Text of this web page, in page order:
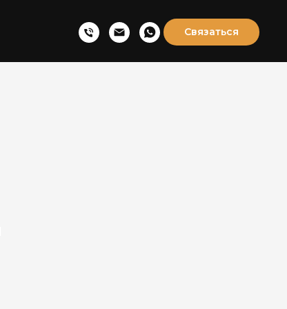
Связаться